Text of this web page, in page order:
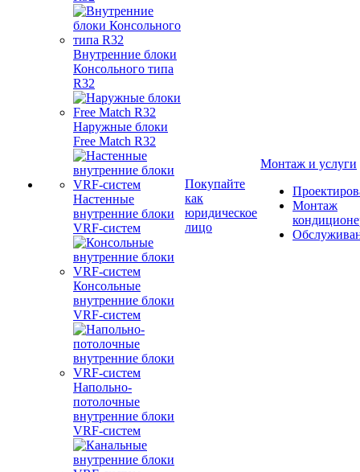
Внутренние блоки
Консольного типа
R32
Наружные блоки
Free Match R32
Настенные
внутренние блоки
VRF-систем
Консольные
внутренние блоки
VRF-систем
Напольно-
потолочные
внутренние блоки
VRF-систем
Покупайте
как
юридическое
лицо
Монтаж и услуги
Монтаж